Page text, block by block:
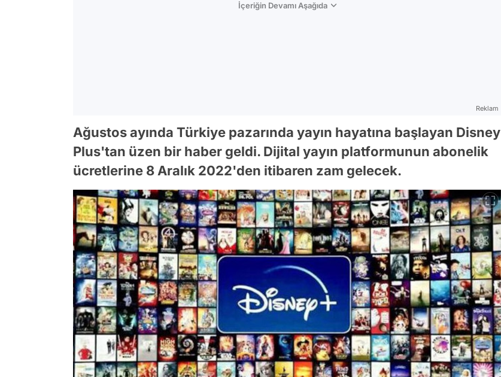
İçeriğin Devamı Aşağıda
Reklam
Ağustos ayında Türkiye pazarında yayın hayatına başlayan Disney
Plus'tan üzen bir haber geldi. Dijital yayın platformunun abonelik
ücretlerine 8 Aralık 2022'den itibaren zam gelecek.